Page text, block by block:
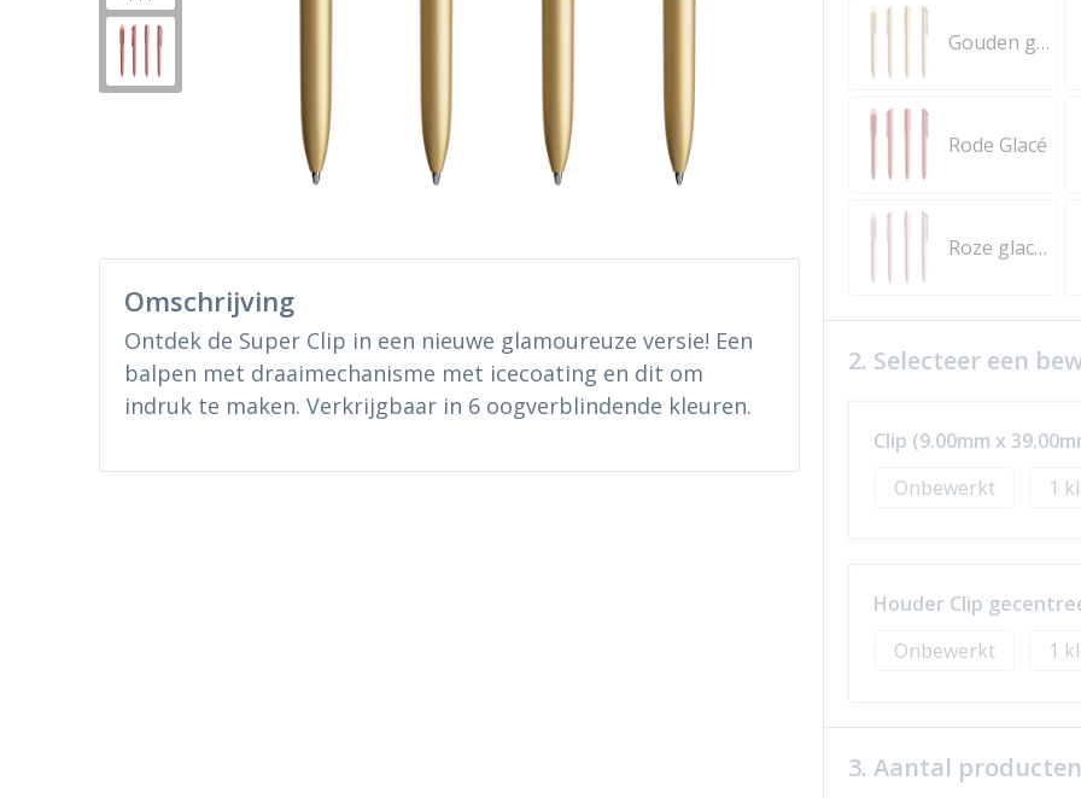
Omschrijving
Ontdek de Super Clip in een nieuwe glamoureuze versie! Een
balpen met draaimechanisme met icecoating en dit om
indruk te maken. Verkrijgbaar in 6 oogverblindende kleuren.
Gouden glacé Ink Black
Rode Glacé
Roze glacé Ink Black
2. Selecteer een
Clip (9.00mm x
Onbewerkt
1
Houder Clip
Onbewerkt
1
3. Aantal producten